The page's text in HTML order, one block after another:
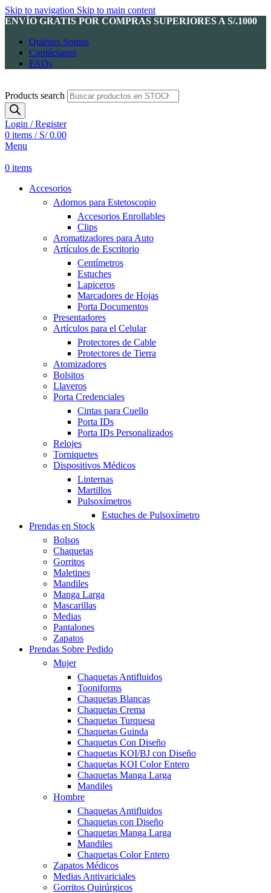
Skip to navigation Skip to main content
ENVÍO GRATIS POR COMPRAS SUPERIORES A S/.1000
Quiénes Somos
Contáctanos
FAQs
Products search
Login / Register
0 items / S/0.00
Menu
0 items
Accesorios
Adornos para Estetoscopio
Accesorios Enrollables
Clips
Aromatizadores para Auto
Artículos de Escritorio
Centímetros
Estuches
Lapiceros
Marcadores de Hojas
Porta Documentos
Presentadores
Artículos para el Celular
Protectores de Cable
Protectores de Tierra
Atomizadores
Bolsitos
Llaveros
Porta Credenciales
Cintas para Cuello
Porta IDs
Porta IDs Personalizados
Relojes
Torniquetes
Dispositivos Médicos
Linternas
Martillos
Pulsoxímetros
Estuches de Pulsoxímetro
Prendas en Stock
Bolsos
Chaquetas
Gorritos
Maletines
Mandiles
Manga Larga
Mascarillas
Medias
Pantalones
Zapatos
Prendas Sobre Pedido
Mujer
Chaquetas Antifluidos
Tooniforms
Chaquetas Blancas
Chaquetas Crema
Chaquetas Turquesa
Chaquetas Guinda
Chaquetas Con Diseño
Chaquetas KOI/BJ con Diseño
Chaquetas KOI Color Entero
Chaquetas Manga Larga
Mandiles
Hombre
Chaquetas Antifluidos
Chaquetas con Diseño
Chaquetas Manga Larga
Mandiles
Chaquetas Color Entero
Zapatos Médicos
Medias Antivariciales
Gorritos Quirúrgicos